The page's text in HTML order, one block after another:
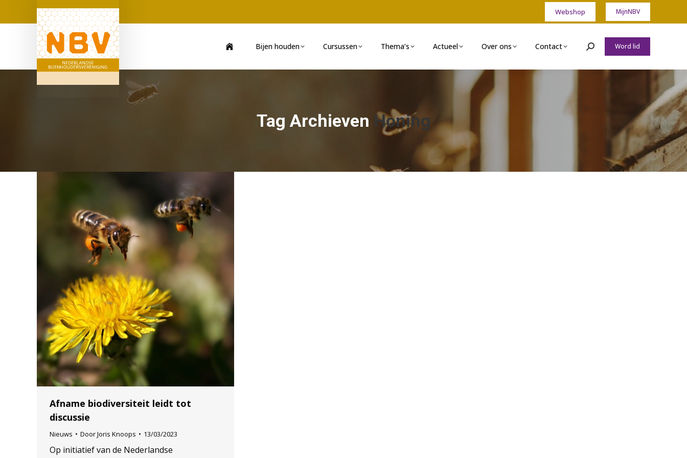
Webshop MijnNBV
Bijen houden Cursussen Thema’s Actueel Over ons Contact Zoeken:Word lid
Tag Archieven Honing
Afname biodiversiteit leidt tot
discussie
Nieuws DoorJoris Knoops 13/03/2023
Op initiatief van de Nederlandse